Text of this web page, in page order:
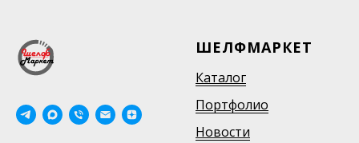
ШЕЛФМАРКЕТ
Каталог
Портфолио
Новости